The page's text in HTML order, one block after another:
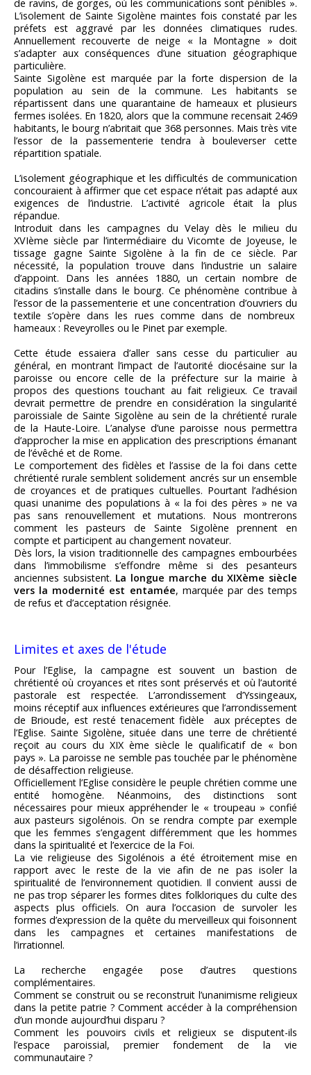
de ravins, de gorges, où les communications sont pénibles ».
L’isolement de Sainte Sigolène maintes fois constaté par les
préfets est aggravé par les données climatiques rudes.
Annuellement recouverte de neige « la Montagne » doit
s’adapter aux conséquences d’une situation géographique
particulière.
Sainte Sigolène est marquée par la forte dispersion de la
population au sein de la commune. Les habitants se
répartissent dans une quarantaine de hameaux et plusieurs
fermes isolées. En 1820, alors que la commune recensait 2469
habitants, le bourg n’abritait que 368 personnes. Mais très vite
l’essor de la passementerie tendra à bouleverser cette
répartition spatiale.
L’isolement géographique et les difficultés de communication
concouraient à affirmer que cet espace n’était pas adapté aux
exigences de l’industrie. L’activité agricole était la plus
répandue.
Introduit dans les campagnes du Velay dès le milieu du
XVIème siècle par l’intermédiaire du Vicomte de Joyeuse, le
tissage gagne Sainte Sigolène à la fin de ce siècle. Par
nécessité, la population trouve dans l’industrie un salaire
d’appoint. Dans les années 1880, un certain nombre de
citadins s’installe dans le bourg. Ce phénomène contribue à
l’essor de la passementerie et une concentration d’ouvriers du
textile s’opère dans les rues comme dans de nombreux
hameaux : Reveyrolles ou le Pinet par exemple.
Cette étude essaiera d’aller sans cesse du particulier au
général, en montrant l’impact de l’autorité diocésaine sur la
paroisse ou encore celle de la préfecture sur la mairie à
propos des questions touchant au fait religieux. Ce travail
devrait permettre de prendre en considération la singularité
paroissiale de Sainte Sigolène au sein de la chrétienté rurale
de la Haute-Loire. L’analyse d’une paroisse nous permettra
d’approcher la mise en application des prescriptions émanant
de l’évêché et de Rome.
Le comportement des fidèles et l’assise de la foi dans cette
chrétienté rurale semblent solidement ancrés sur un ensemble
de croyances et de pratiques cultuelles. Pourtant l’adhésion
quasi unanime des populations à « la foi des pères » ne va
pas sans renouvellement et mutations. Nous montrerons
comment les pasteurs de Sainte Sigolène prennent en
compte et participent au changement novateur.
Dès lors, la vision traditionnelle des campagnes embourbées
dans l’immobilisme s’effondre même si des pesanteurs
anciennes subsistent. La longue marche du XIXème siècle
vers la modernité est entamée, marquée par des temps
de refus et d’acceptation résignée.
Limites et axes de l'étude
Pour l’Eglise, la campagne est souvent un bastion de
chrétienté où croyances et rites sont préservés et où l’autorité
pastorale est respectée. L’arrondissement d’Yssingeaux,
moins réceptif aux influences extérieures que l’arrondissement
de Brioude, est resté tenacement fidèle aux préceptes de
l’Eglise. Sainte Sigolène, située dans une terre de chrétienté
reçoit au cours du XIX ème siècle le qualificatif de « bon
pays ». La paroisse ne semble pas touchée par le phénomène
de désaffection religieuse.
Officiellement l’Eglise considère le peuple chrétien comme une
entité homogène. Néanmoins, des distinctions sont
nécessaires pour mieux appréhender le « troupeau » confié
aux pasteurs sigolénois. On se rendra compte par exemple
que les femmes s’engagent différemment que les hommes
dans la spiritualité et l’exercice de la Foi.
La vie religieuse des Sigolénois a été étroitement mise en
rapport avec le reste de la vie afin de ne pas isoler la
spiritualité de l’environnement quotidien. Il convient aussi de
ne pas trop séparer les formes dites folkloriques du culte des
aspects plus officiels. On aura l’occasion de survoler les
formes d’expression de la quête du merveilleux qui foisonnent
dans les campagnes et certaines manifestations de
l’irrationnel.
La recherche engagée pose d’autres questions
complémentaires.
Comment se construit ou se reconstruit l’unanimisme religieux
dans la petite patrie ? Comment accéder à la compréhension
d’un monde aujourd’hui disparu ?
Comment les pouvoirs civils et religieux se disputent-ils
l’espace paroissial, premier fondement de la vie
communautaire ?